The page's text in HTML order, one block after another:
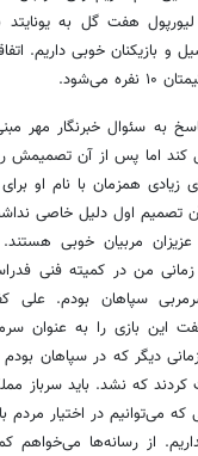
هفت گل به یونایتد
و بازیکنان خوبی داریم.
۱۰
نفره می‌شود.
به سئوال خبرنگار مهر
اما پس از آن تصمیمش را
زیادی همزمان با نام او
تصمیم اول دلیل خاصی
مربیان خوبی
من در کمیته فنی
سپاهان بودم. علی
این بازی را به عنوان
دیگر که در سپاهان
کردند که نشد. باید سرباز
می‌توانیم در اختیار مردم
از رسانه‌ها می‌خواهم